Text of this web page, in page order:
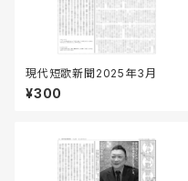
現代短歌新聞2025年3月
¥300